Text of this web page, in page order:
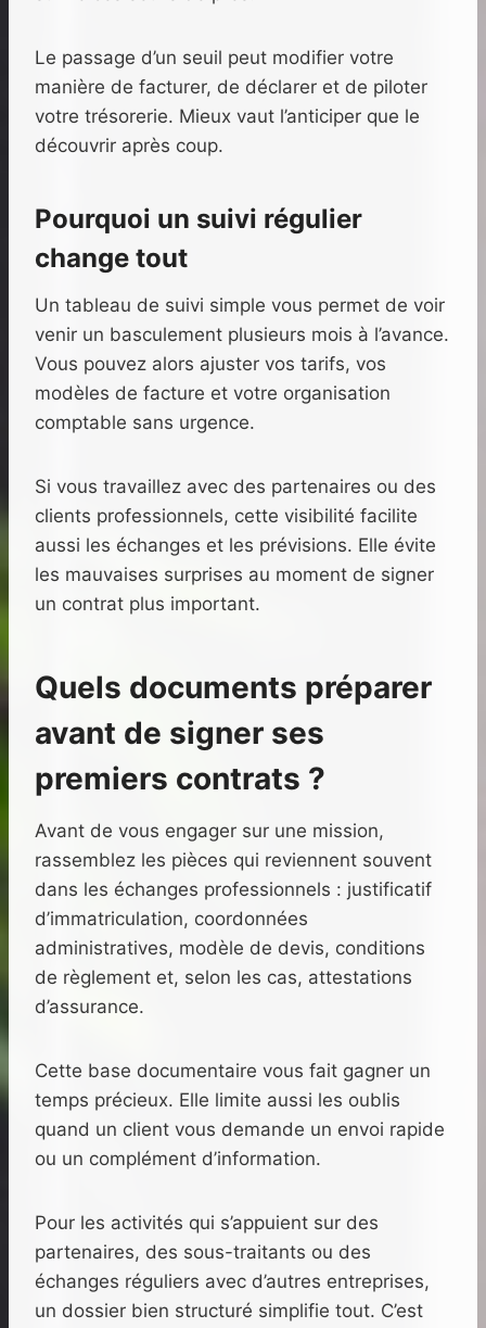
Le passage d’un seuil peut modifier votre
manière de facturer, de déclarer et de piloter
votre trésorerie. Mieux vaut l’anticiper que le
découvrir après coup.
Pourquoi un suivi régulier
change tout
Un tableau de suivi simple vous permet de voir
venir un basculement plusieurs mois à l’avance.
Vous pouvez alors ajuster vos tarifs, vos
modèles de facture et votre organisation
comptable sans urgence.
Si vous travaillez avec des partenaires ou des
clients professionnels, cette visibilité facilite
aussi les échanges et les prévisions. Elle évite
les mauvaises surprises au moment de signer
un contrat plus important.
Quels documents préparer
avant de signer ses
premiers contrats ?
Avant de vous engager sur une mission,
rassemblez les pièces qui reviennent souvent
dans les échanges professionnels : justificatif
d’immatriculation, coordonnées
administratives, modèle de devis, conditions
de règlement et, selon les cas, attestations
d’assurance.
Cette base documentaire vous fait gagner un
temps précieux. Elle limite aussi les oublis
quand un client vous demande un envoi rapide
ou un complément d’information.
Pour les activités qui s’appuient sur des
partenaires, des sous-traitants ou des
échanges réguliers avec d’autres entreprises,
un dossier bien structuré simplifie tout. C’est